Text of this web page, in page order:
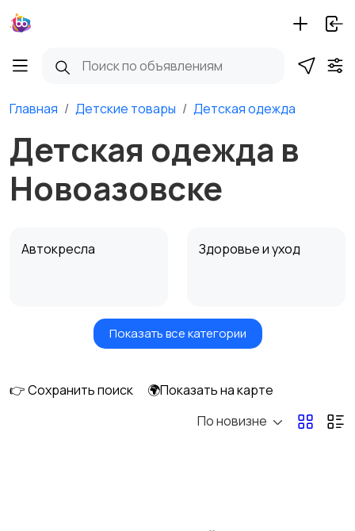
Главная Детские товары Детская одежда
Детская одежда в
Новоазовске
Автокресла Здоровье и уход
Игрушки и игры Детские коляски
Купание
Показать все категории
👉 Сохранить поиск
🌍Показать на карте
По новизне